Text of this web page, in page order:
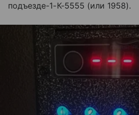
подъезде-1-К-5555 (или 1958).